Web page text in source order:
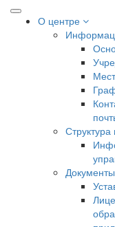
О центре
Документы